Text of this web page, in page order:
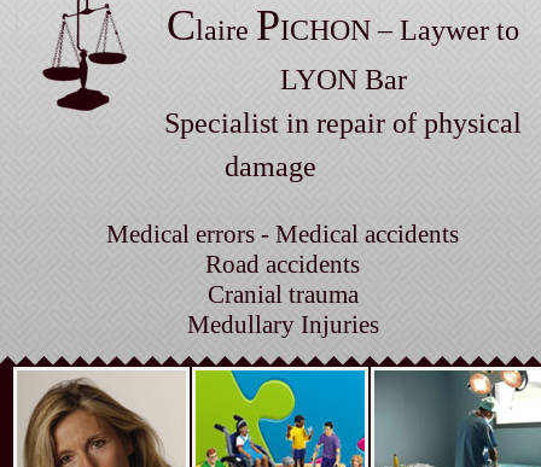
Claire PICHON – Laywer to
LYON Bar
Specialist in repair of physical
damage
Medical errors - Medical accidents
Road accidents
Cranial trauma
Medullary Injuries